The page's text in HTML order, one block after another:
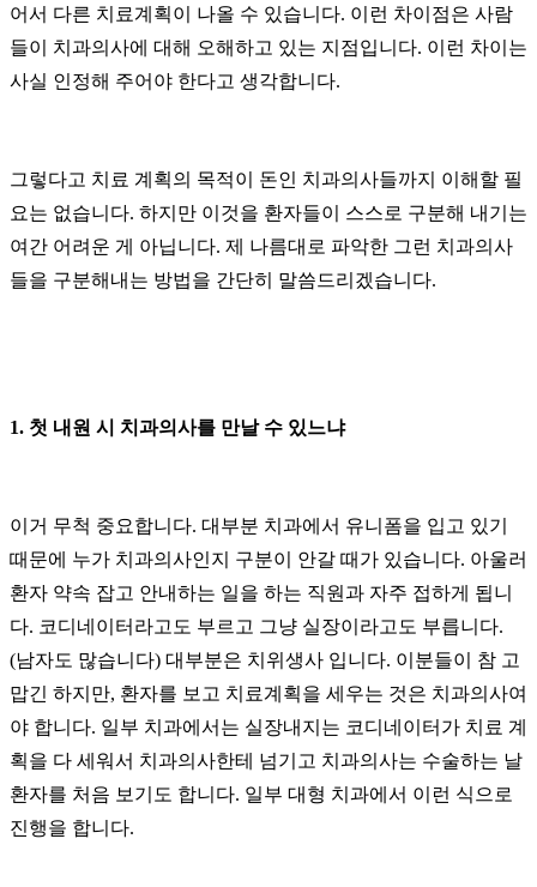
어서 다른 치료계획이 나올 수 있습니다. 이런 차이점은 사람
들이 치과의사에 대해 오해하고 있는 지점입니다. 이런 차이는
사실 인정해 주어야 한다고 생각합니다.
그렇다고 치료 계획의 목적이 돈인 치과의사들까지 이해할 필
요는 없습니다. 하지만 이것을 환자들이 스스로 구분해 내기는
여간 어려운 게 아닙니다. 제 나름대로 파악한 그런 치과의사
들을 구분해내는 방법을 간단히 말씀드리겠습니다.
1. 첫 내원 시 치과의사를 만날 수 있느냐
이거 무척 중요합니다. 대부분 치과에서 유니폼을 입고 있기
때문에 누가 치과의사인지 구분이 안갈 때가 있습니다. 아울러
환자 약속 잡고 안내하는 일을 하는 직원과 자주 접하게 됩니
다. 코디네이터라고도 부르고 그냥 실장이라고도 부릅니다.
(남자도 많습니다) 대부분은 치위생사 입니다. 이분들이 참 고
맙긴 하지만, 환자를 보고 치료계획을 세우는 것은 치과의사여
야 합니다. 일부 치과에서는 실장내지는 코디네이터가 치료 계
획을 다 세워서 치과의사한테 넘기고 치과의사는 수술하는 날
환자를 처음 보기도 합니다. 일부 대형 치과에서 이런 식으로
진행을 합니다.